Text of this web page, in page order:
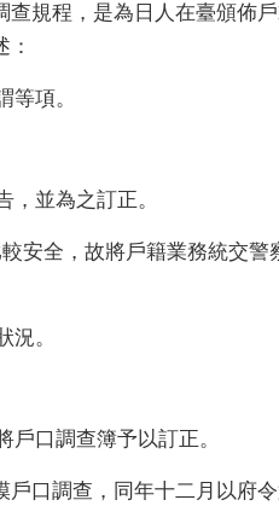
規程，是為日人在臺頒佈
等項。
，並為之訂正。
安全，故將戶籍業務統交
。
口調查簿予以訂正。
口調查，同年十二月以府